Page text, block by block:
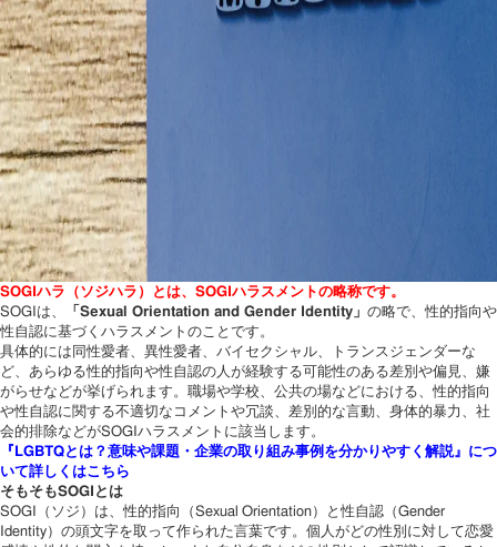
SOGIハラ（ソジハラ）とは、SOGIハラスメントの略称です。
SOGIは、
「Sexual Orientation and Gender Identity」 の略で、性的指向や
性自認に基づくハラスメントのことです。
具体的には同性愛者、異性愛者、バイセクシャル、トランスジェンダーな
ど、あらゆる性的指向や性自認の人が経験する可能性のある差別や偏見、嫌
がらせなどが挙げられます。職場や学校、公共の場などにおける、性的指向
や性自認に関する不適切なコメントや冗談、差別的な言動、身体的暴力、社
会的排除などがSOGIハラスメントに該当します。
『LGBTQとは？意味や課題・企業の取り組み事例を分かりやすく解説』につ
いて詳しくはこちら
そもそもSOGIとは
SOGI（ソジ）は、性的指向（Sexual Orientation）と性自認（Gender
Identity）の頭文字を取って作られた言葉です。個人がどの性別に対して恋愛